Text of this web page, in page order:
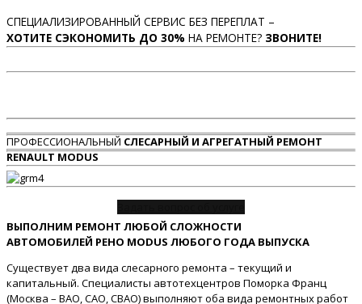
СПЕЦИАЛИЗИРОВАННЫЙ СЕРВИС БЕЗ ПЕРЕПЛАТ –
ХОТИТЕ СЭКОНОМИТЬ ДО 30% НА РЕМОНТЕ? ЗВОНИТЕ!
ПРОФЕССИОНАЛЬНЫЙ СЛЕСАРНЫЙ И АГРЕГАТНЫЙ РЕМОНТ
RENAULT MODUS
ВЫПОЛНИМ РЕМОНТ ЛЮБОЙ СЛОЖНОСТИ
АВТОМОБИЛЕЙ РЕНО MODUS ЛЮБОГО ГОДА ВЫПУСКА
Существует два вида слесарного ремонта – текущий и
капитальный. Специалисты автотехцентров Поморка Франц
(Москва – ВАО, САО, СВАО) выполняют оба вида ремонтных работ